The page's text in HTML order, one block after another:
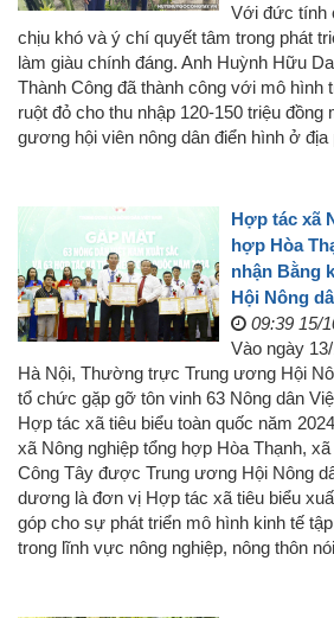
Với đức tính
chịu khó và ý chí quyết tâm trong phát
làm giàu chính đáng. Anh Huỳnh Hữu
Thành Công đã thành công với mô hình
ruột đỏ cho thu nhập 120-150 triệu đồng
gương hội viên nông dân điển hình ở
Hợp tác xã
hợp Hòa
nhận Bằng
Hội Nông
09:39 15/
Vào ngày
Hà Nội, Thường trực Trung ương Hội
tổ chức gặp gỡ tôn vinh 63 Nông dân
Hợp tác xã tiêu biểu toàn quốc năm
xã Nông nghiệp tổng hợp Hòa Thạnh,
Công Tây được Trung ương Hội Nông
dương là đơn vị Hợp tác xã tiêu biểu
góp cho sự phát triển mô hình kinh tế
trong lĩnh vực nông nghiệp, nông thôn